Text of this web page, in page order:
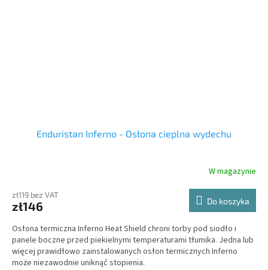
Enduristan Inferno - Osłona cieplna wydechu
W magazynie
zł119 bez VAT
zł146 Do koszyka
Osłona termiczna Inferno Heat Shield chroni torby pod siodło i
panele boczne przed piekielnymi temperaturami tłumika. Jedna lub
więcej prawidłowo zainstalowanych osłon termicznych Inferno
może niezawodnie uniknąć stopienia.